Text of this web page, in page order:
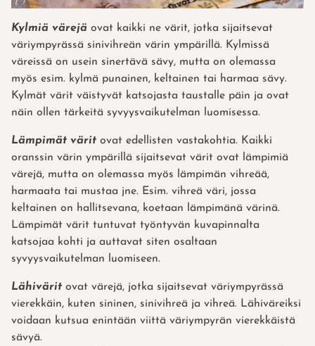
Kylmiä värejä ovat kaikki ne värit, jotka sijaitsevat
väriympyrässä sinivihreän värin ympärillä. Kylmissä
väreissä on usein sinertävä sävy, mutta on olemassa
myös esim. kylmä punainen, keltainen tai harmaa sävy.
Kylmät värit väistyvät katsojasta taustalle päin ja ovat
näin ollen tärkeitä syvyysvaikutelman luomisessa.
Lämpimät värit ovat edellisten vastakohtia. Kaikki
oranssin värin ympärillä sijaitsevat värit ovat lämpimiä
värejä, mutta on olemassa myös lämpimän vihreää,
harmaata tai mustaa jne. Esim. vihreä väri, jossa
keltainen on hallitsevana, koetaan lämpimänä värinä.
Lämpimät värit tuntuvat työntyvän kuvapinnalta
katsojaa kohti ja auttavat siten osaltaan
syvyysvaikutelman luomiseen.
Lähivärit ovat värejä, jotka sijaitsevat väriympyrässä
vierekkäin, kuten sininen, sinivihreä ja vihreä. Lähiväreiksi
voidaan kutsua enintään viittä väriympyrän vierekkäistä
sävyä.